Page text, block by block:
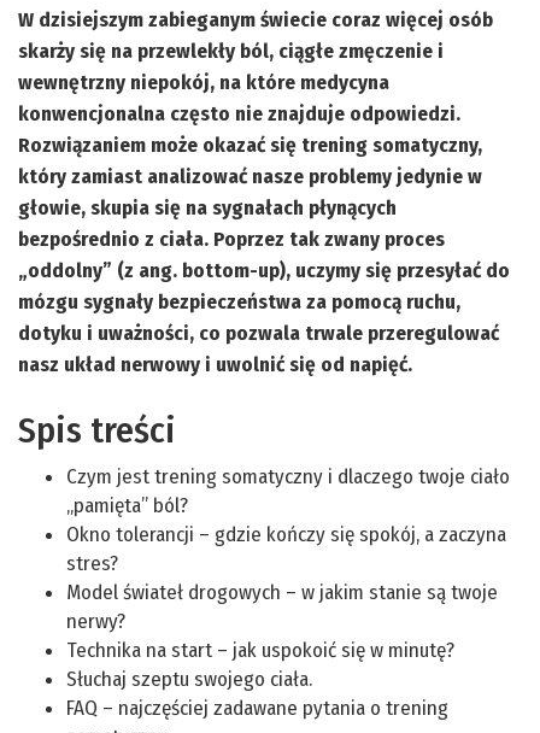
W dzisiejszym zabieganym świecie coraz więcej osób
skarży się na przewlekły ból, ciągłe zmęczenie i
wewnętrzny niepokój, na które medycyna
konwencjonalna często nie znajduje odpowiedzi.
Rozwiązaniem może okazać się trening somatyczny,
który zamiast analizować nasze problemy jedynie w
głowie, skupia się na sygnałach płynących
bezpośrednio z ciała. Poprzez tak zwany proces
„oddolny” (z ang. bottom-up), uczymy się przesyłać do
mózgu sygnały bezpieczeństwa za pomocą ruchu,
dotyku i uważności, co pozwala trwale przeregulować
nasz układ nerwowy i uwolnić się od napięć.
Spis treści
Czym jest trening somatyczny i dlaczego twoje ciało
„pamięta” ból?
Okno tolerancji – gdzie kończy się spokój, a zaczyna
stres?
Model świateł drogowych – w jakim stanie są twoje
nerwy?
Technika na start – jak uspokoić się w minutę?
Słuchaj szeptu swojego ciała.
FAQ – najczęściej zadawane pytania o trening